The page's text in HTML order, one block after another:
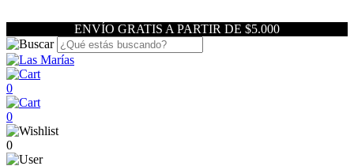
ENVÍO GRATIS A PARTIR DE $5.000
0
0
0